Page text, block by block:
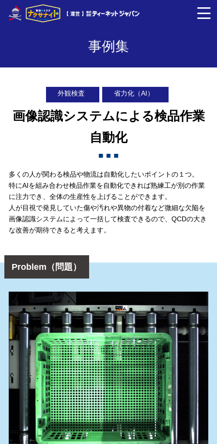
【 運営 】
事例集
外観検査 省力化（AI）
画像認識システムによる検品作業
自動化
多くの人が関わる検品や物流は自動化したいポイントの１つ。
特にAIを組み合わせ検品作業を自動化できれば熟練工が別の作業
に注力でき、全体の生産性を上げることができます。
人が目視で発見していた傷や汚れや異物の付着など微細な欠陥を
画像認識システムによって一括して検査できるので、QCDの大き
な改善が期待できると考えます。
Problem（問題）